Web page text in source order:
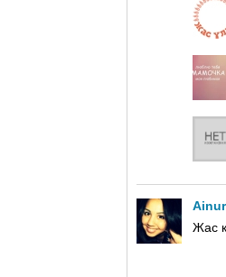
Жас